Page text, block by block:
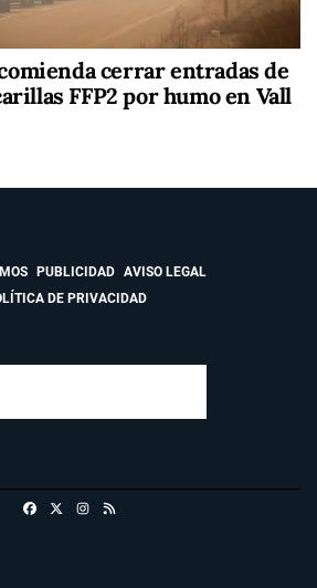
cerrar entradas de
FFP2 por humo en Vall
PUBLICIDAD
AVISO LEGAL
DE PRIVACIDAD
FacebookInstagram